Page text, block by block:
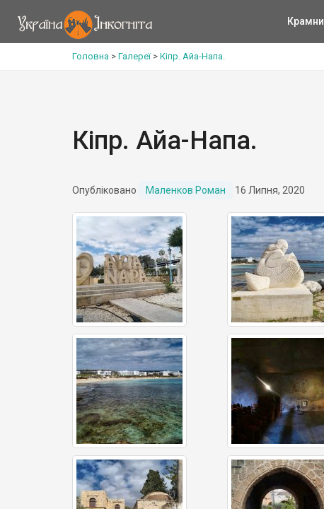
Головна > Галереї> Кіпр. Айа-Напа.
Кіпр. Айа-Напа.
Опубліковано Маленков Роман 16 Липня, 2020